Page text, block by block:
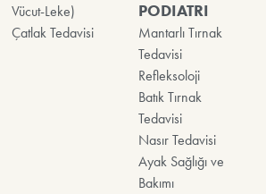
Vücut-Leke)
Çatlak Tedavisi
PODIATRI
Mantarlı Tırnak
Tedavisi
Refleksoloji
Batık Tırnak
Tedavisi
Nasır Tedavisi
Ayak Sağlığı ve
Bakımı